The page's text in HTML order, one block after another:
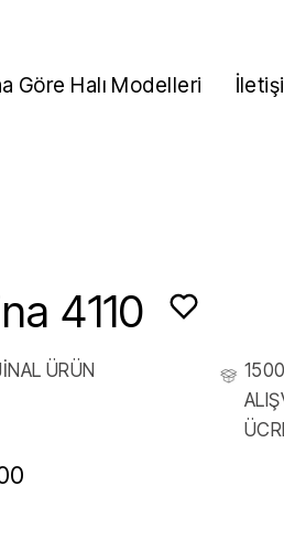
Göre Halı Modelleri
4110
ÜRÜN